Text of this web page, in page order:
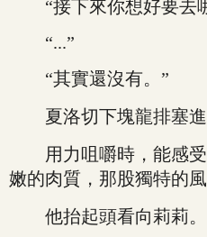
“接下來你想好要去
“...”
“其實還沒有。”
夏洛切下塊龍排塞進
用力咀嚼時，能感受
嫩的肉質，那股獨特的
他抬起頭看向莉莉。